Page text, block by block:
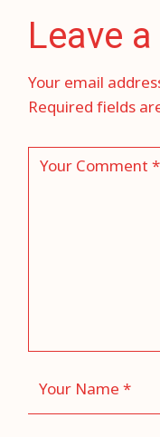
Leave
Your email
Required fields